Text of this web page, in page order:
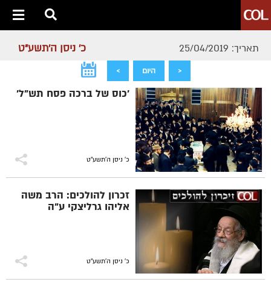
תאריך: 25/04/2019 כ' ניסן ה׳תשע״ט
< היום >
'כוס של ברכה פסח תש"ל'
כ' ניסן ה׳תשע״ט
זכרון להולכים: הרב משה
אליהו גרליצקי ע"ה
כ' ניסן ה׳תשע״ט